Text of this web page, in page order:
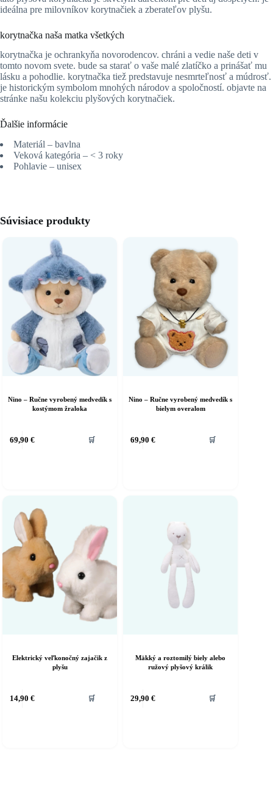
ideálna pre milovníkov korytnačiek a zberateľov plyšu.
korytnačka naša matka všetkých
korytnačka je ochrankyňa novorodencov. chráni a vedie naše deti v
tomto novom svete. bude sa starať o vaše malé zlatíčko a prinášať mu
lásku a pohodlie. korytnačka tiež predstavuje nesmrteľnosť a múdrosť.
je historickým symbolom mnohých národov a spoločností. objavte na
stránke našu kolekciu plyšových korytnačiek.
Ďalšie informácie
Materiál – bavlna
Veková kategória – < 3 roky
Pohlavie – unisex
Súvisiace produkty
Nino – Ručne vyrobený medvedík s
kostýmom žraloka
69,90 € 🛒
Nino – Ručne vyrobený medvedík s
bielym overalom
69,90 € 🛒
Elektrický veľkonočný zajačik z
plyšu
14,90 € 🛒
Mäkký a roztomilý biely alebo
ružový plyšový králik
29,90 € 🛒